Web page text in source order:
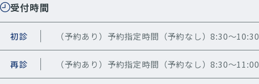
受付時間
初診 （予約あり）予約指定時間（予約なし）8:30～10:30
再診 （予約あり）予約指定時間（予約なし）8:30～11:00